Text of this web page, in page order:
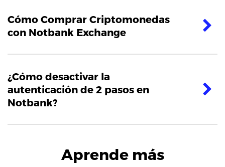
Cómo Comprar Criptomonedas
con Notbank Exchange
¿Cómo desactivar la
autenticación de 2 pasos en
Notbank?
Aprende más